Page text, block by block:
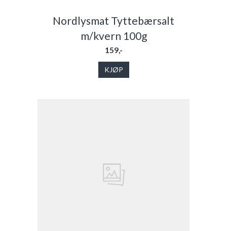
Nordlysmat Tyttebærsalt
m/kvern 100g
159,-
KJØP